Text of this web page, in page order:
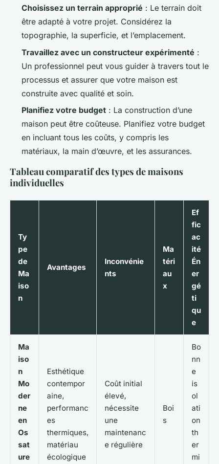
Choisissez un terrain approprié : Le terrain doit
être adapté à votre projet. Considérez la
topographie, la superficie, et l’emplacement.
Travaillez avec un constructeur expérimenté :
Un professionnel peut vous guider à travers tout le
processus et assurer que votre maison est
construite avec qualité et soin.
Planifiez votre budget : La construction d’une
maison peut être coûteuse. Planifiez votre budget
en incluant tous les coûts, y compris les
matériaux, la main d’œuvre, et les assurances.
Tableau comparatif des types de maisons
individuelles
Ty
pe
de
Ma
iso
n
Avantages
Inconvénie
nts
Ma
téri
au
x
Ef
fic
ac
ité
Én
er
gé
ti
qu
e
Ma
iso
n
Mo
der
ne
en
Os
sat
ure
Esthétique
contempor
aine,
performanc
es
thermiques,
matériau
écologique
Coût initial
élevé,
nécessite
une
maintenanc
e régulière
Boi
s
Bo
nn
e
is
ol
ati
on
th
er
mi